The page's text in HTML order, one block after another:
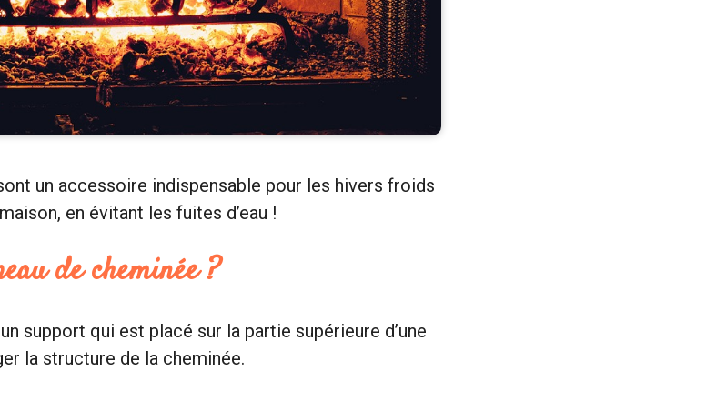
un accessoire indispensable pour les hivers froids
en évitant les fuites d’eau !
de cheminée ?
support qui est placé sur la partie supérieure d’une
la structure de la cheminée.